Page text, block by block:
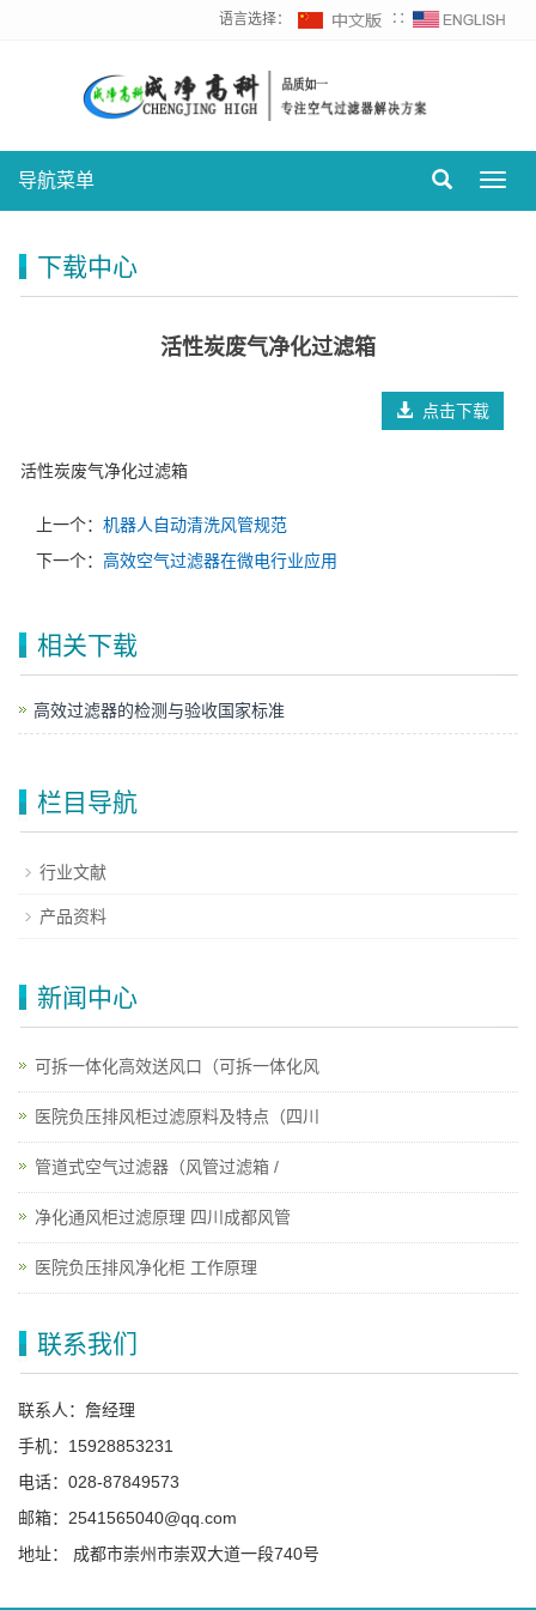
语言选择： ∷
导航菜单
下载中心
活性炭废气净化过滤箱
点击下载
活性炭废气净化过滤箱
上一个： 机器人自动清洗风管规范
下一个： 高效空气过滤器在微电行业应用
相关下载
高效过滤器的检测与验收国家标准
栏目导航
行业文献
产品资料
新闻中心
可拆一体化高效送风口（可拆一体化风
医院负压排风柜过滤原料及特点（四川
管道式空气过滤器（风管过滤箱 /
净化通风柜过滤原理 四川成都风管
医院负压排风净化柜 工作原理
联系我们
联系人：詹经理
手机：15928853231
电话：028-87849573
邮箱：2541565040@qq.com
地址： 成都市崇州市崇双大道一段740号